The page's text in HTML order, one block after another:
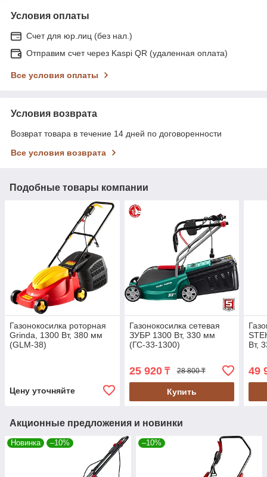
Условия оплаты
Счет для юр.лиц (без нал.)
Отправим счет через Kaspi QR (удаленная оплата)
Все условия оплаты
Условия возврата
Возврат товара в течение 14 дней по договоренности
Все условия возврата
Подобные товары компании
Газонокосилка роторная
Grinda, 1300 Вт, 380 мм
(GLM-38)
Цену уточняйте
Газонокосилка сетевая
ЗУБР 1300 Вт, 330 мм
(ГС-33-1300)
25 920₸ 28 800 ₸
Купить
Вт,
49
Акционные предложения и новинки
Новинка –10% –10%